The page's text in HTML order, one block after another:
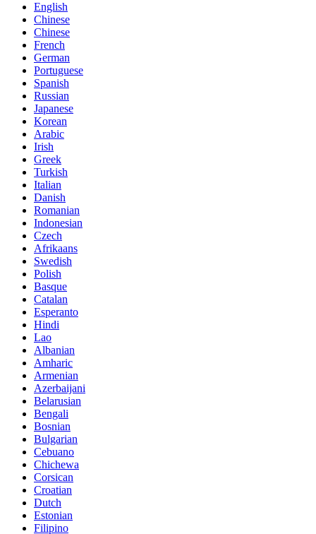
English
Chinese
Chinese
French
German
Portuguese
Spanish
Russian
Japanese
Korean
Arabic
Irish
Greek
Turkish
Italian
Danish
Romanian
Indonesian
Czech
Afrikaans
Swedish
Polish
Basque
Catalan
Esperanto
Hindi
Lao
Albanian
Amharic
Armenian
Azerbaijani
Belarusian
Bengali
Bosnian
Bulgarian
Cebuano
Chichewa
Corsican
Croatian
Dutch
Estonian
Filipino